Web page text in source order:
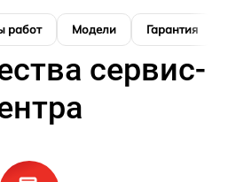
работ Модели Гарантия
сервис-